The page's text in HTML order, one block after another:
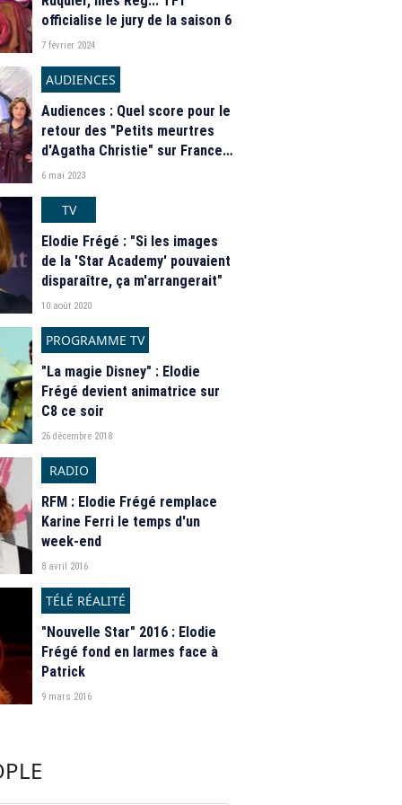
officialise le jury de la saison 6
7 février 2024
AUDIENCES
Audiences : Quel score pour le
retour des "Petits meurtres
d'Agatha Christie" sur France 2
?6 mai 2023
TV
Elodie Frégé : "Si les images
de la 'Star Academy' pouvaient
disparaître, ça m'arrangerait"
10 août 2020
PROGRAMME TV
"La magie Disney" : Elodie
Frégé devient animatrice sur
C8 ce soir
26 décembre 2018
RADIO
RFM : Elodie Frégé remplace
Karine Ferri le temps d'un
week-end
8 avril 2016
TÉLÉ RÉALITÉ
"Nouvelle Star" 2016 : Elodie
Frégé fond en larmes face à
Patrick
9 mars 2016